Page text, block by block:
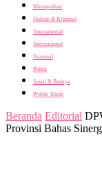
Metropolitan
Hukum & Kriminal
Internasional
Internasional
Nasional
Politik
Sosial & Budaya
Profile Tokoh
Beranda Editorial
Provinsi Bahas